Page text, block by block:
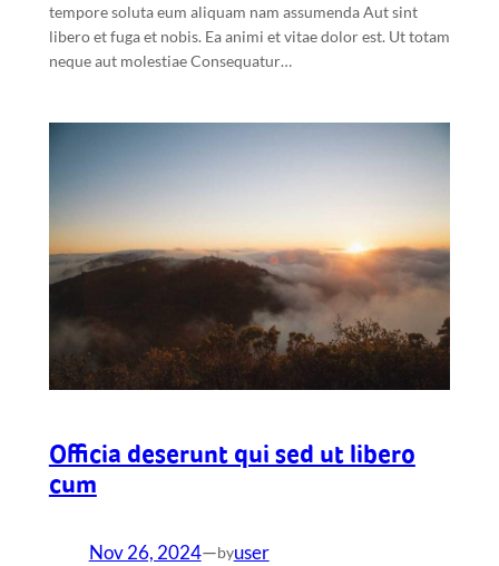
tempore soluta eum aliquam nam assumenda Aut sint
libero et fuga et nobis. Ea animi et vitae dolor est. Ut totam
neque aut molestiae Consequatur…
Officia deserunt qui sed ut libero
cum
Nov 26, 2024—byuser